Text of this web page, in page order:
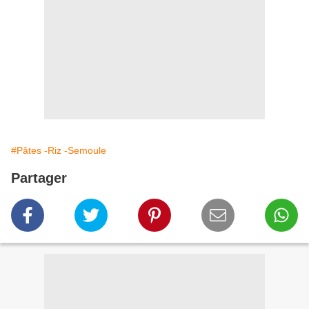
#Pâtes -Riz -Semoule
Partager